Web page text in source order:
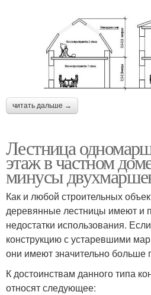
читать дальше →
Лестница
этаж в частном
минусы
Как и любой строительных
деревянные лестницы имеют и
недостатки использования.
конструкцию с устаревшими
они имеют значительно больше
К достоинствам данного типа
относят следующее: